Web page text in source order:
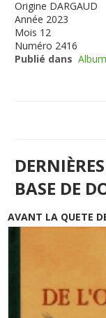
Origine DARGAUD
Année 2023
Mois 12
Numéro 2416
Publié dans
BASE DE
AVANT LA QUETE